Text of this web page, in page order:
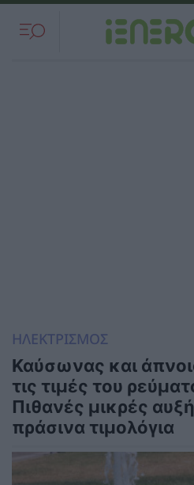
ΗΛΕΚΤΡΙΣΜΟΣ
Καύσωνας και
τις τιμές του
Πιθανές μικρές
πράσινα τιμολόγια